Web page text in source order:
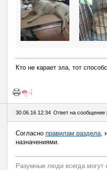
Кто не карает зла, тот
30.06.16 12:34 Ответ на сообщение
Согласно правилам раздела,
назначениями.
Разумные люди всегда могут